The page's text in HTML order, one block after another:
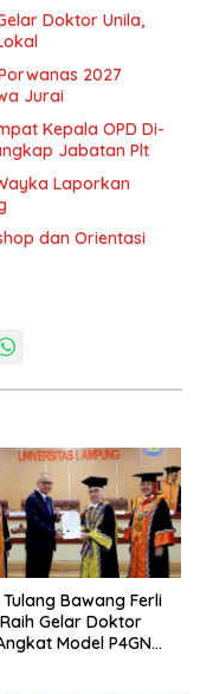
Doktor Unila,
2027
Jurai
Kepala OPD Di-
Jabatan Plt
Laporkan
dan Orientasi
Bawang Ferli
Gelar Doktor
Model P4GN